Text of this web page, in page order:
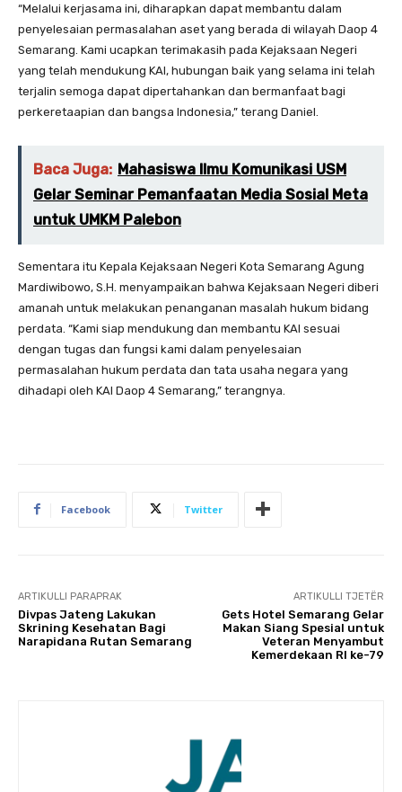
“Melalui kerjasama ini, diharapkan dapat membantu dalam
penyelesaian permasalahan aset yang berada di wilayah Daop 4
Semarang. Kami ucapkan terimakasih pada Kejaksaan Negeri
yang telah mendukung KAI, hubungan baik yang selama ini telah
terjalin semoga dapat dipertahankan dan bermanfaat bagi
perkeretaapian dan bangsa Indonesia,” terang Daniel.
Baca Juga: Mahasiswa Ilmu Komunikasi USM
Gelar Seminar Pemanfaatan Media Sosial Meta
untuk UMKM Palebon
Sementara itu Kepala Kejaksaan Negeri Kota Semarang Agung
Mardiwibowo, S.H. menyampaikan bahwa Kejaksaan Negeri diberi
amanah untuk melakukan penanganan masalah hukum bidang
perdata. “Kami siap mendukung dan membantu KAI sesuai
dengan tugas dan fungsi kami dalam penyelesaian
permasalahan hukum perdata dan tata usaha negara yang
dihadapi oleh KAI Daop 4 Semarang,” terangnya.
Facebook Twitter
ARTIKULLI PARAPRAK
Divpas Jateng Lakukan
Skrining Kesehatan Bagi
Narapidana Rutan Semarang
ARTIKULLI TJETËR
Gets Hotel Semarang Gelar
Makan Siang Spesial untuk
Veteran Menyambut
Kemerdekaan RI ke-79